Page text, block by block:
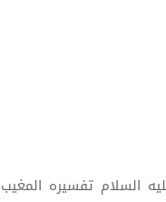
السلام تفسيره المغيب